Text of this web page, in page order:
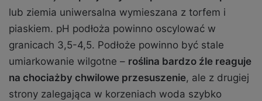
lub ziemia uniwersalna wymieszana z torfem i
piaskiem. pH podłoża powinno oscylować w
granicach 3,5-4,5. Podłoże powinno być stale
umiarkowanie wilgotne – roślina bardzo źle reaguje
na chociażby chwilowe przesuszenie, ale z drugiej
strony zalegająca w korzeniach woda szybko